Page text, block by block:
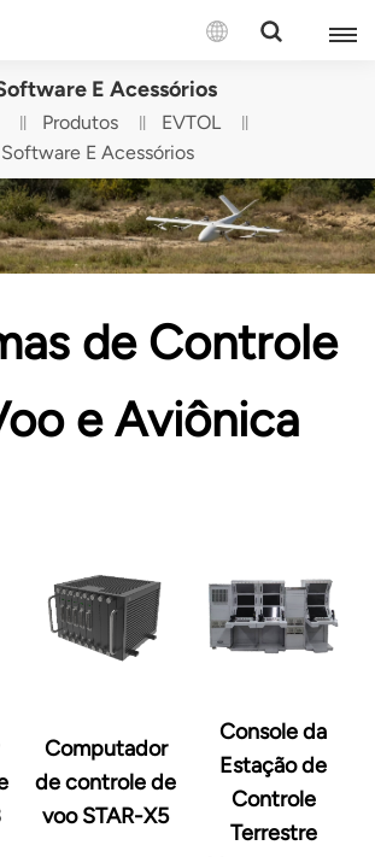
NOS
English
Español
Русский
Português(Brasil)
Türkçe
E Acessórios
Produtos
EVTOL
Software E Acessórios
de Controle
e Aviônica
Computador
de controle de
voo STAR-X5
Console da
Estação de
Controle
Terrestre